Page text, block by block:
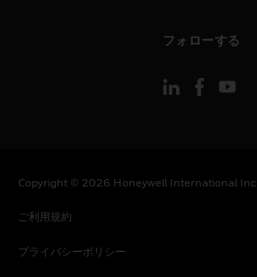
フォローする
Copyright © 2026 Honeywell International Inc
ご利用規約
プライバシーポリシー